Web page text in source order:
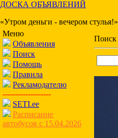
ДОСКА ОБЪЯВЛЕНИЙ
«Утром деньги - вечером стулья!»
Меню
Объявления
Поиск
Помощь
Правила
Рекламодателю
-------------------
SETI.ee
Расписание
автобусов с 15.04.2026
Поиск